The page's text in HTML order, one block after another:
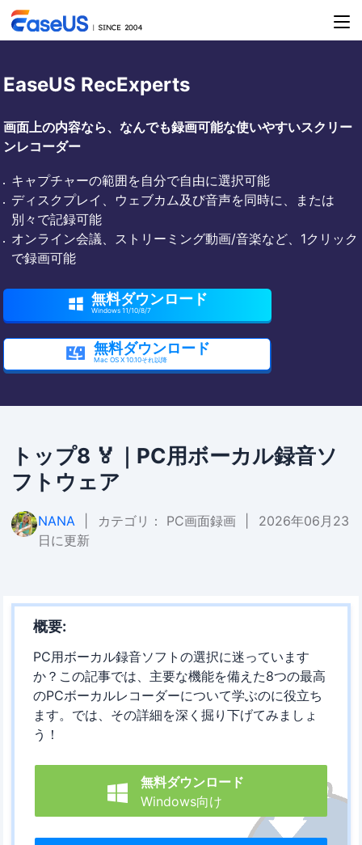
EaseUS RecExperts
画面上の内容なら、なんでも録画可能な使いやすいスクリー
ンレコーダー
キャプチャーの範囲を自分で自由に選択可能
ディスクプレイ、ウェブカム及び音声を同時に、または
別々で記録可能
オンライン会議、ストリーミング動画/音楽など、1クリック
で録画可能
 無料ダウンロード
Windows 11/10/8/7
 無料ダウンロード
Mac OS X 10.10それ以降
トップ8 🏅｜PC用ボーカル録音ソ
フトウェア
NANA カテゴリ： PC画面録画
2026年06月23
日に更新
概要:
PC用ボーカル録音ソフトの選択に迷っています
か？この記事では、主要な機能を備えた8つの最高
のPCボーカルレコーダーについて学ぶのに役立ち
ます。では、その詳細を深く掘り下げてみましょ
う！

無料ダウンロード
Windows向け